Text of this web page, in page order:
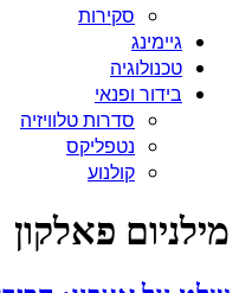
סקירות
גיימינג
טכנולוגיה
בידור ופנאי
סדרות טלוויזיה
נטפליקס
קולנוע
מילניום פאלקון